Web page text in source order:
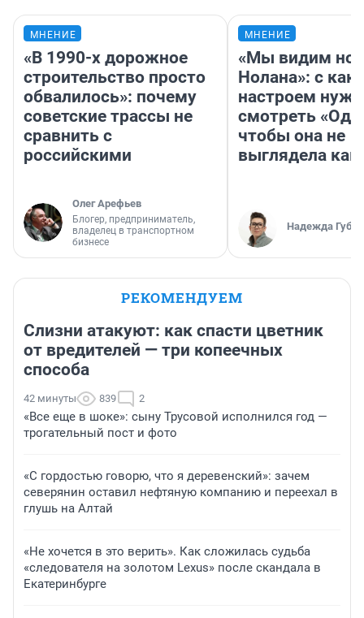
МНЕНИЕ
«В 1990-х дорожное
строительство просто
обвалилось»: почему
советские трассы не
сравнить с
российскими
Олег Арефьев
Блогер, предприниматель,
владелец в транспортном
бизнесе
МНЕНИЕ
«Мы видим
Нолана»: с
настроем
смотреть
чтобы она не
выглядела как
Надежда
РЕКОМЕНДУЕМ
Слизни атакуют: как спасти цветник
от вредителей — три копеечных
способа
42 минуты 839 2
«Все еще в шоке»: сыну Трусовой исполнился год —
трогательный пост и фото
«С гордостью говорю, что я деревенский»: зачем
северянин оставил нефтяную компанию и переехал в
глушь на Алтай
«Не хочется в это верить». Как сложилась судьба
«следователя на золотом Lexus» после скандала в
Екатеринбурге